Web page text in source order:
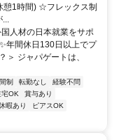
憩1時間) ☆フレックス制
人材の日本就業をサポ
年間休日130日以上でプ
＞ ジャパゲートは、
制 転勤なし
経験不問
宅OK
賞与あり
暇あり
ピアスOK